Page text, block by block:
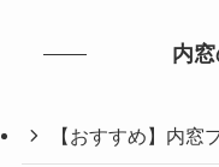
内
【おすすめ】内窓